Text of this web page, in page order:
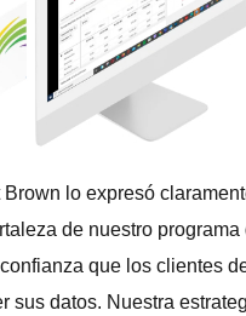
Brown lo expresó
de nuestro
que los clientes
sus datos. Nuestra